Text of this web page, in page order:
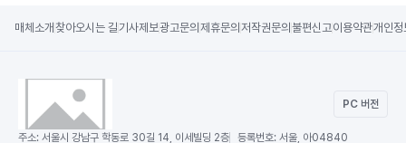
매체소개 찾아오시는 길기사제보광고문의 제휴문의 저작권문의 불편신고이용약관개인정
PC 버전
주소: 서울시 강남구 학동로 30길 14, 이세빌딩 2층 등록번호: 서울, 아04840